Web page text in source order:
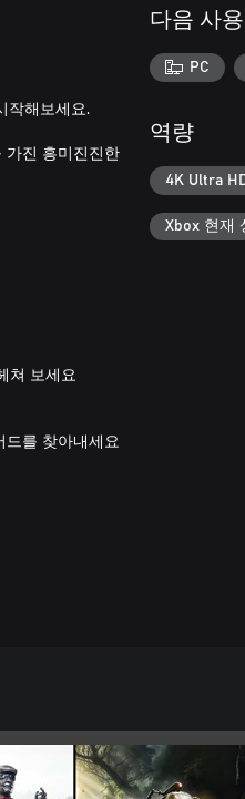
작해보세요.
가진 흥미진진한
쳐 보세요
드를 찾아내세요
잡으세요
다음 사
PC
역량
4K Ultra
Xbox 현재